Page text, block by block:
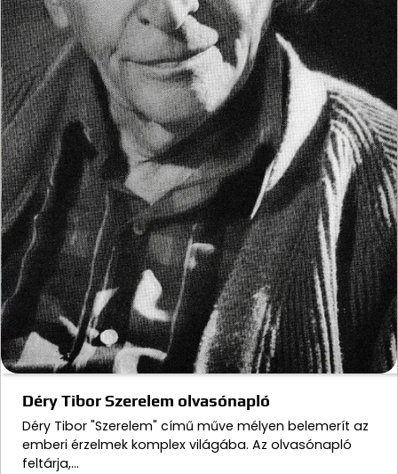
Déry Tibor Szerelem olvasónapló
Déry Tibor "Szerelem" című műve mélyen belemerít az
emberi érzelmek komplex világába. Az olvasónapló
feltárja,…